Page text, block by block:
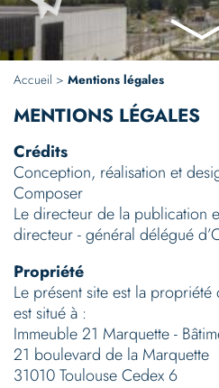
Accueil Mentions légales
MENTIONS LÉGALES
Crédits
Conception, réalisation et
Composer
Le directeur de la publication
directeur - général délégué
Propriété
Le présent site est la
est situé à :
Immeuble 21 Marquette -
21 boulevard de la Marquette
31010 Toulouse Cedex 6